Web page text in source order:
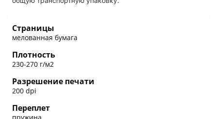
Страницы
мелованная бумага
Плотность
230-270 г/м2
Разрешение печати
200 dpi
Переплет